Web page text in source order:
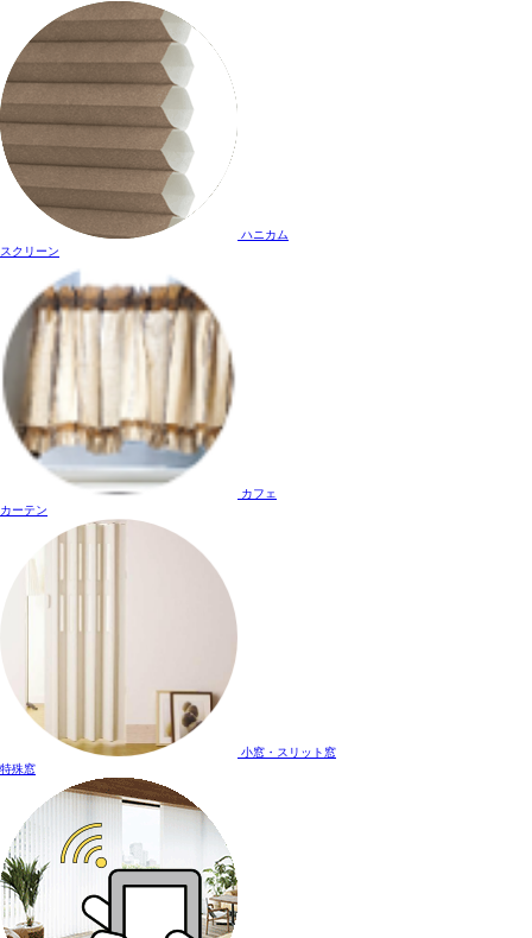
ハニカム
スクリーン
カフェ
カーテン
小窓・スリット窓
特殊窓